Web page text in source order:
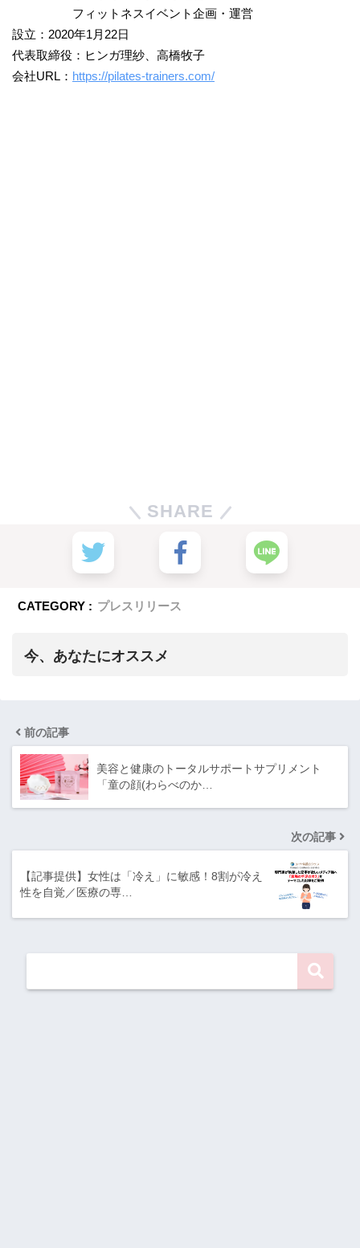
フィットネスイベント企画・運営
設立：2020年1月22日
代表取締役：ヒンガ理紗、高橋牧子
会社URL： https://pilates-trainers.com/
SHARE
CATEGORY : プレスリリース
今、あなたにオススメ
前の記事
美容と健康のトータルサポートサプリメント
「童の顔(わらべのか…
次の記事
【記事提供】女性は「冷え」に敏感！8割が冷え
性を自覚／医療の専…